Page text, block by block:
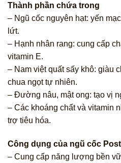
Thành phần chứa trong
– Ngũ cốc nguyên hạt: yến
lứt.
– Hạnh nhân rang: cung cấp
vitamin E.
– Nam việt quất sấy khô: giàu
chua ngọt tự nhiên.
– Đường nâu, mật ong: tạo vị
– Các khoáng chất và vitamin
trợ tiêu hóa.
Công dụng của ngũ cốc
– Cung cấp năng lượng bền